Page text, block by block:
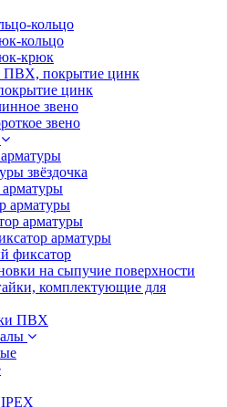
кольцо
кольцо
крюк
ПВХ, покрытие цинк
цинк
звено
звено
звёздочка
арматуры
арматуры
арматуры
фиксатор
на сыпучие поверхности
комплектующие для
ПВХ